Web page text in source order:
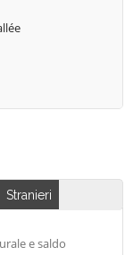
Stranieri
e saldo